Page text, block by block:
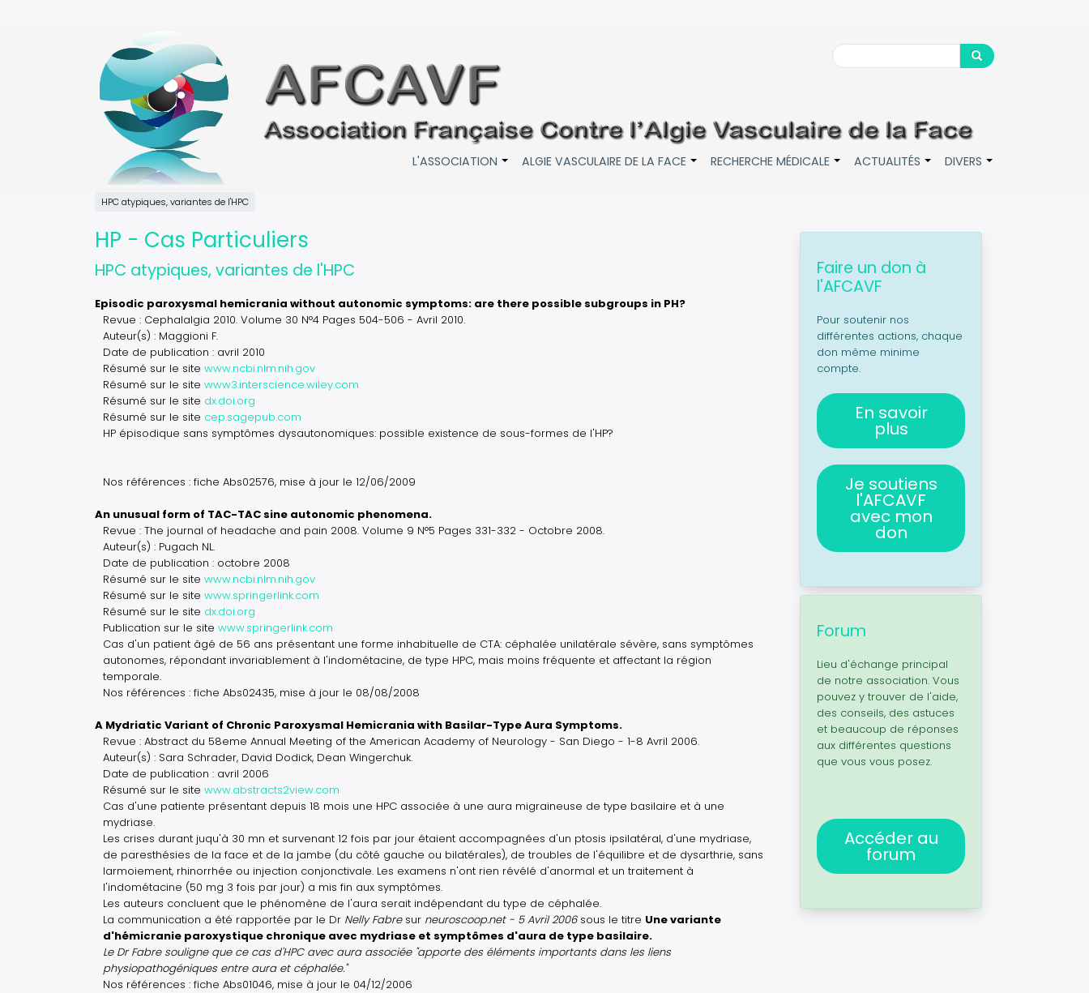
Search
Search
L'ASSOCIATION ALGIE VASCULAIRE DE LA FACE RECHERCHE MÉDICALE ACTUALITÉS DIVERS
HPC atypiques, variantes de l'HPC
HP - Cas Particuliers
HPC atypiques, variantes de l'HPC
Episodic paroxysmal hemicrania without autonomic symptoms: are there possible subgroups in PH?
Revue : Cephalalgia 2010. Volume 30 N°4 Pages 504-506 - Avril 2010.
Auteur(s) : Maggioni F.
Date de publication : avril 2010
Résumé sur le site www.ncbi.nlm.nih.gov
Résumé sur le site www3.interscience.wiley.com
Résumé sur le site dx.doi.org
Résumé sur le site cep.sagepub.com
HP épisodique sans symptômes dysautonomiques: possible existence de sous-formes de l'HP?
Nos références : fiche Abs02576, mise à jour le 12/06/2009
An unusual form of TAC-TAC sine autonomic phenomena.
Revue : The journal of headache and pain 2008. Volume 9 N°5 Pages 331-332 - Octobre 2008.
Auteur(s) : Pugach NL.
Date de publication : octobre 2008
Résumé sur le site www.ncbi.nlm.nih.gov
Résumé sur le site www.springerlink.com
Résumé sur le site dx.doi.org
Publication sur le site www.springerlink.com
Cas d'un patient âgé de 56 ans présentant une forme inhabituelle de CTA: céphalée unilatérale sévère, sans symptômes
autonomes, répondant invariablement à l'indométacine, de type HPC, mais moins fréquente et affectant la région
temporale.
Nos références : fiche Abs02435, mise à jour le 08/08/2008
A Mydriatic Variant of Chronic Paroxysmal Hemicrania with Basilar-Type Aura Symptoms.
Revue : Abstract du 58eme Annual Meeting of the American Academy of Neurology - San Diego - 1-8 Avril 2006.
Auteur(s) : Sara Schrader, David Dodick, Dean Wingerchuk.
Date de publication : avril 2006
Résumé sur le site www.abstracts2view.com
Cas d'une patiente présentant depuis 18 mois une HPC associée à une aura migraineuse de type basilaire et à une
mydriase.
Les crises durant juqu'à 30 mn et survenant 12 fois par jour étaient accompagnées d'un ptosis ipsilatéral, d'une mydriase,
de paresthésies de la face et de la jambe (du côté gauche ou bilatérales), de troubles de l'équilibre et de dysarthrie, sans
larmoiement, rhinorrhée ou injection conjonctivale. Les examens n'ont rien révélé d'anormal et un traitement à
l'indométacine (50 mg 3 fois par jour) a mis fin aux symptômes.
Les auteurs concluent que le phénomène de l'aura serait indépendant du type de céphalée.
La communication a été rapportée par le Dr Nelly Fabresur neuroscoop.net - 5 Avril 2006sous le titre Une variante
d'hémicranie paroxystique chronique avec mydriase et symptômes d'aura de type basilaire.
Le Dr Fabre souligne que ce cas d'HPC avec aura associée "apporte des éléments importants dans les liens
physiopathogéniques entre aura et céphalée."
Nos références : fiche Abs01046, mise à jour le 04/12/2006
Faire un don à
l'AFCAVF
Pour soutenir nos
différentes actions, chaque
don même minime
compte.
En savoir
plus
Je soutiens
l'AFCAVF
avec mon
don
Forum
Lieu d'échange principal
de notre association. Vous
pouvez y trouver de l'aide,
des conseils, des astuces
et beaucoup de réponses
aux différentes questions
que vous vous posez.
Accéder au
forum